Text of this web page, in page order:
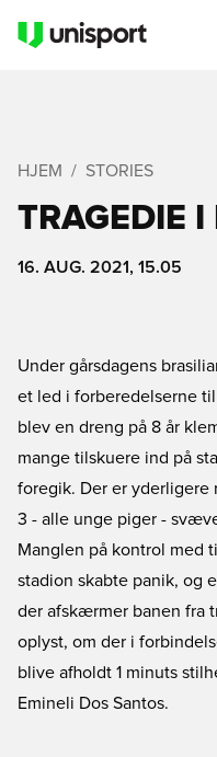
HJEM STORIES
TRAGEDIE I
16. AUG. 2021, 15.05
Under gårsdagens
et led i forberedelserne
blev en dreng på 8 år
mange tilskuere ind på
foregik. Der er yderligere
3 - alle unge piger -
Manglen på kontrol med
stadion skabte panik, og
der afskærmer banen fra
oplyst, om der i
blive afholdt 1 minuts
Emineli Dos Santos.